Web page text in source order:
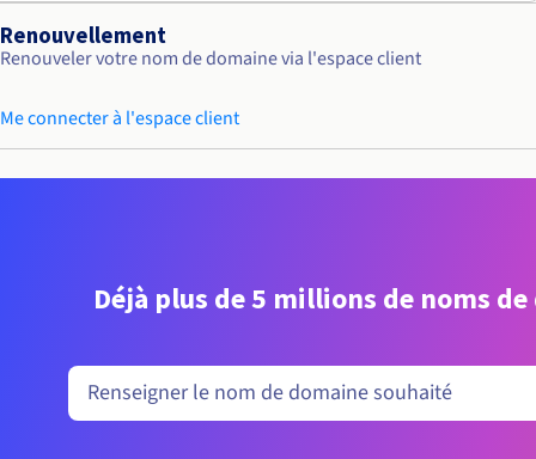
Renouvellement
Renouveler votre nom de domaine via l'espace client
Me connecter à l'espace client
Déjà plus de 5 millions de noms